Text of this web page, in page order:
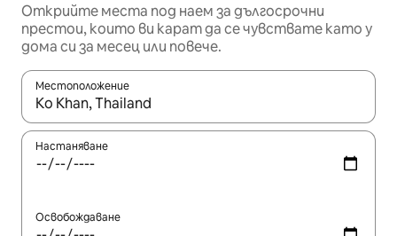
Открийте места под наем за дългосрочни
престои, които ви карат да се чувствате като у
дома си за месец или повече.
Местоположение
Когато резултатите се покажат, използвайте
Настаняване
Освобождаване